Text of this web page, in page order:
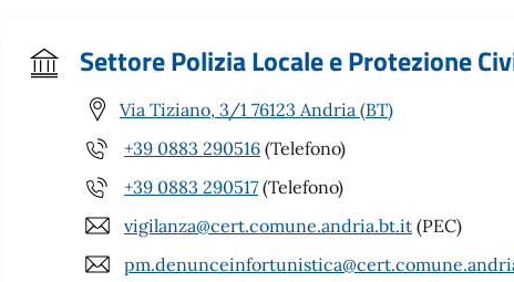
Settore Polizia Locale e Protezione
Via Tiziano, 3/1 76123 Andria (BT)
+39 0883 290516 (Telefono)
+39 0883 290517 (Telefono)
vigilanza@cert.comune.andria.bt.it (PEC)